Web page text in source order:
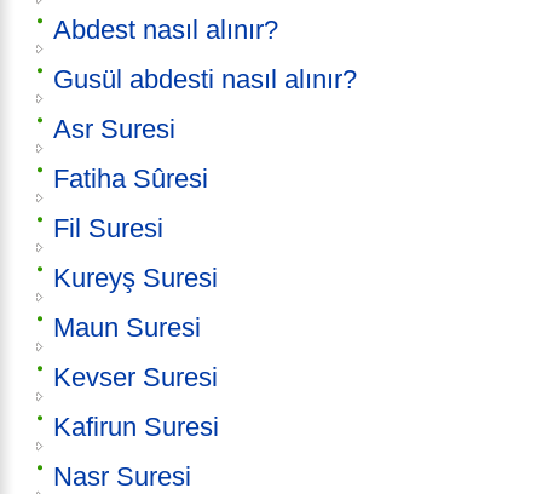
Abdest nasıl alınır?
Gusül abdesti nasıl alınır?
Asr Suresi
Fatiha Sûresi
Fil Suresi
Kureyş Suresi
Maun Suresi
Kevser Suresi
Kafirun Suresi
Nasr Suresi